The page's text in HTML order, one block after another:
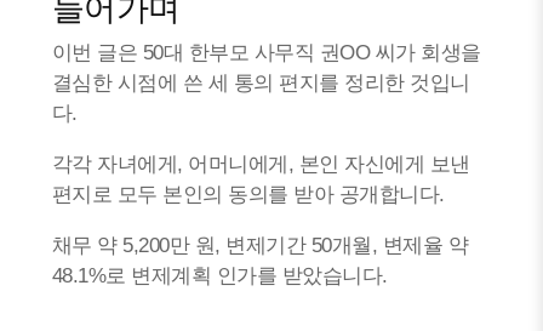
들어가며
이번 글은 50대 한부모 사무직 권OO 씨가 회생을
결심한 시점에 쓴 세 통의 편지를 정리한 것입니
다.
각각 자녀에게, 어머니에게, 본인 자신에게 보낸
편지로 모두 본인의 동의를 받아 공개합니다.
채무 약 5,200만 원, 변제기간 50개월, 변제율 약
48.1%로 변제계획 인가를 받았습니다.